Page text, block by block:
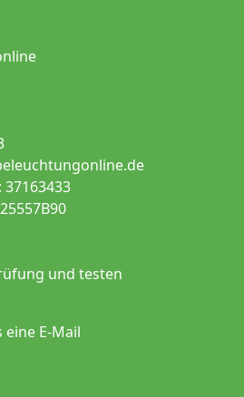
und testen
eine E-Mail